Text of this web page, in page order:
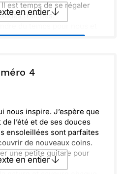
est temps de se régaler
fraîches.
d'un bon repas. C'est le
préférés et invite les amis.
beauté de l'été et tout ce
en entier
Recevoir par mail
4
nous inspire. J’espère que
l’été et de ses douces
ensoleillées sont parfaites
de nouveaux coins.
une petite guitare pour
en entier